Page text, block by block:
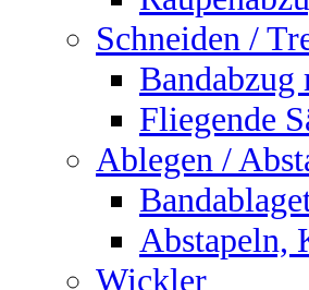
Schneiden /
Fliegende
Ablegen /
Abstapeln,
Wickler